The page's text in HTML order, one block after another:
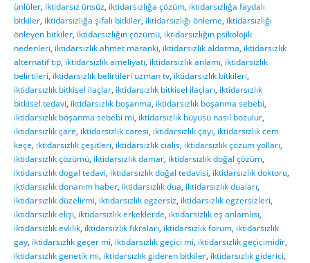
ünlüler, iktidarsız ünsüz, iktidarsızlığa çözüm, iktidarsızlığa faydalı
bitkiler, iktidarsızlığa şifalı bitkiler, iktidarsızlığı önleme, iktidarsızlığı
önleyen bitkiler, iktidarsızlığın çözümü, iktidarsızlığın psikolojik
nedenleri, iktidarsızlık ahmet maranki, iktidarsızlık aldatma, iktidarsızlık
alternatif tıp, iktidarsızlık ameliyatı, iktidarsızlık anlamı, iktidarsızlık
belirtileri, iktidarsızlık belirtileri uzman tv, iktidarsızlık bitkileri,
iktidarsızlık bitkisel ilaçlar, iktidarsızlık bitkisel ilaçları, iktidarsızlık
bitkisel tedavi, iktidarsızlık boşanma, iktidarsızlık boşanma sebebi,
iktidarsızlık boşanma sebebi mi, iktidarsızlık büyüsü nasıl bozulur,
iktidarsızlık çare, iktidarsızlık caresi, iktidarsızlık çayı, iktidarsızlık cem
keçe, iktidarsızlık çeşitleri, iktidarsızlık cialis, iktidarsızlık çözüm yolları,
iktidarsızlık çözümü, iktidarsızlık damar, iktidarsızlık doğal çözüm,
iktidarsızlık dogal tedavi, iktidarsızlık doğal tedavisi, iktidarsızlık doktoru,
iktidarsızlık donanım haber, iktidarsızlık dua, iktidarsızlık duaları,
iktidarsızlık düzelirmi, iktidarsızlık egzersiz, iktidarsızlık egzersizleri,
iktidarsızlık ekşi, iktidarsızlık erkeklerde, iktidarsızlık eş anlamlısı,
iktidarsızlık evlilik, iktidarsızlık fıkraları, iktidarsızlık forum, iktidarsızlık
gay, iktidarsızlık geçer mi, iktidarsızlık geçici mi, iktidarsızlık geçicimidir,
iktidarsızlık genetik mi, iktidarsızlık gideren bitkiler, iktidarsızlık giderici,